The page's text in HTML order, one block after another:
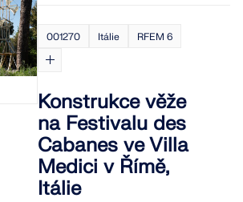
001270 Itálie RFEM 6
Konstrukce věže
na Festivalu des
Cabanes ve Villa
Medici v Římě,
Itálie